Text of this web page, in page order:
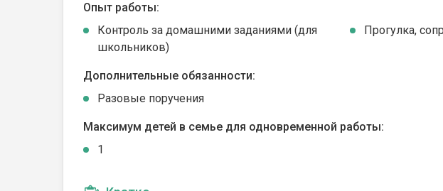
Опыт работы:
Контроль за домашними заданиями (для
школьников)
Прогулка,
Дополнительные обязанности:
Разовые поручения
Максимум детей в семье для одновременной работы:
1